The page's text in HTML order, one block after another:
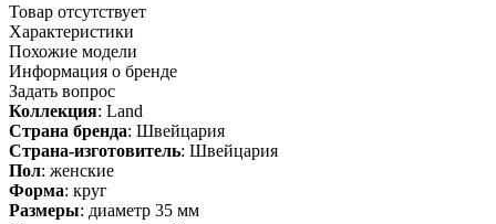
Товар отсутствует
Характеристики
Похожие модели
Информация о бренде
Задать вопрос
Коллекция: Land
Страна бренда: Швейцария
Страна-изготовитель: Швейцария
Пол: женские
Форма: круг
Размеры: диаметр 35 мм